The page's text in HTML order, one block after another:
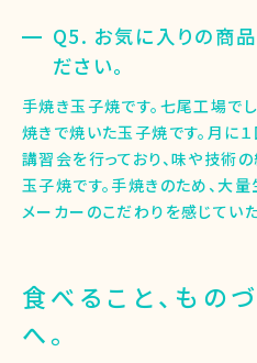
Q5. お気に入りの商
ださい。
手焼き玉子焼です。七尾工場で
焼きで焼いた玉子焼です。月に
講習会を行っており、味や技術
玉子焼です。手焼きのため、大
メーカーのこだわりを感じてい
食べること、もの
へ。